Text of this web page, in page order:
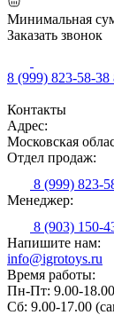
Минимальная
Заказать звонок
8 (999) 823-58-38
Контакты
Адрес:
Московская
Отдел продаж:
8 (999) 823-
Менеджер:
8 (903) 150-
Напишите нам:
info@igrotoys.ru
Время работы:
Пн-Пт: 9.00-18.00
Сб: 9.00-17.00